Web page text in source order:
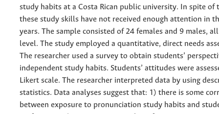
study habits at a Costa Rican public university. In spite of
these study skills have not received enough attention in
years. The sample consisted of 24 females and 9 males,
level. The study employed a quantitative, direct needs
The researcher used a survey to obtain students’
independent study habits. Students’ attitudes were
Likert scale. The researcher interpreted data by using
statistics. Data analyses suggest that: 1) there is some
between exposure to pronunciation study habits and